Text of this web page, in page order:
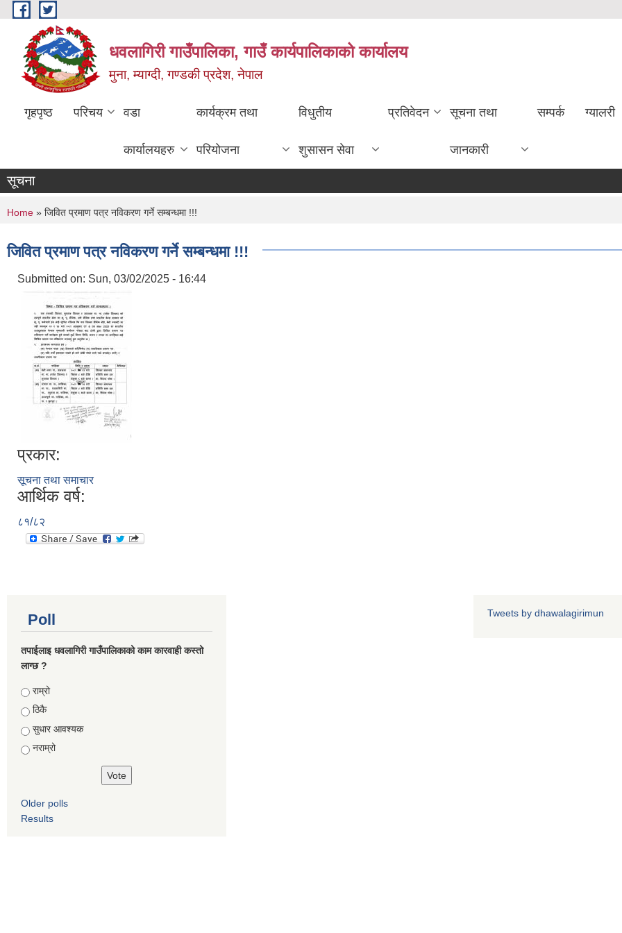
Skip to main content
धवलागिरी गाउँपालिका, गाउँ कार्यपालिकाको कार्यालय
मुना, म्याग्दी, गण्डकी प्रदेश, नेपाल
गृहपृष्ठ परिचय वडा
कार्यालयहरु
कार्यक्रम तथा
परियोजना
विधुतीय
शुसासन सेवा
प्रतिवेदन सूचना तथा
जानकारी
सम्पर्क ग्यालरी
सूचना
You are here
Home » जिवित प्रमाण पत्र नविकरण गर्ने सम्बन्धमा !!!
जिवित प्रमाण पत्र नविकरण गर्ने सम्बन्धमा !!!
Submitted on: Sun, 03/02/2025 - 16:44
प्रकार:
सूचना तथा समाचार
आर्थिक वर्ष:
८१/८२
Poll
तपाईलाइ धवलागिरी गाउँपालिकाको काम कारवाही कस्तो
लाग्छ ?
Choices
राम्रो
ठिकै
सुधार आवश्यक
नराम्रो
Older polls
Results
Tweets by dhawalagirimun